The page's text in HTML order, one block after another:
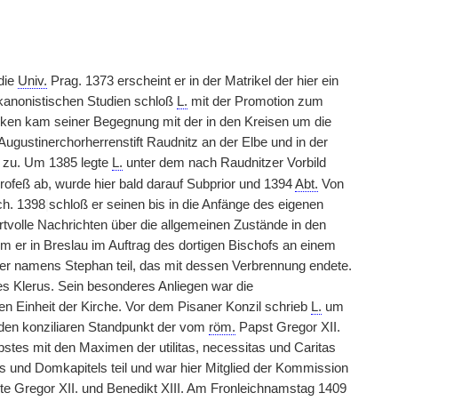
Univ. Prag. 1373 erscheint er in der Matrikel der hier ein
Studien schloß L. mit der Promotion zum
kam seiner Begegnung mit der in den Kreisen um die
Raudnitz an der Elbe und in der
zu. Um 1385 legte L. unter dem nach Raudnitzer Vorbild
ab, wurde hier bald darauf Subprior und 1394Abt. Von
1398| schloß er seinen bis in die Anfänge des eigenen
Nachrichten über die allgemeinen Zustände in den
er in Breslau im Auftrag des dortigen Bischofs an einem
namens Stephan teil, das mit dessen Verbrennung endete.
Klerus. Sein besonderes Anliegen war die
Einheit der Kirche. Vor dem Pisaner Konzil schrieb L. um
konziliaren Standpunkt der vom röm. Papst Gregor XII.
mit den Maximen der utilitas, necessitas und Caritas
Domkapitels teil und war hier Mitglied der Kommission
Gregor XII. und Benedikt XIII. Am Fronleichnamstag 1409